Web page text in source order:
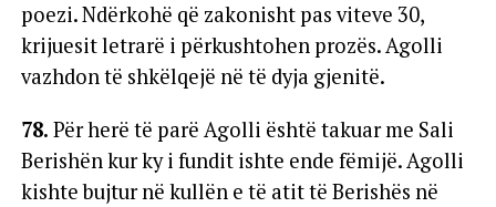
poezi. Ndërkohë që zakonisht pas viteve 30,
krijuesit letrarë i përkushtohen prozës. Agolli
vazhdon të shkëlqejë në të dyja gjenitë.
78. Për herë të parë Agolli është takuar me Sali
Berishën kur ky i fundit ishte ende fëmijë. Agolli
kishte bujtur në kullën e të atit të Berishës në